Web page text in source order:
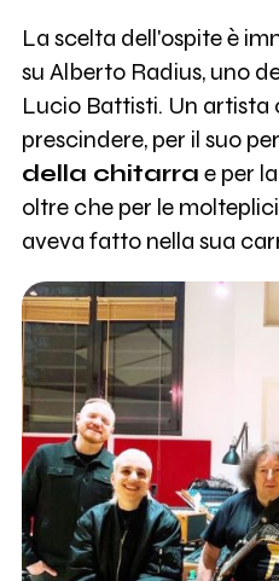
La scelta dell'ospite è
su Alberto Radius, uno
Lucio Battisti. Un artista
prescindere, per il suo
della chitarra e per
oltre che per le
aveva fatto nella sua